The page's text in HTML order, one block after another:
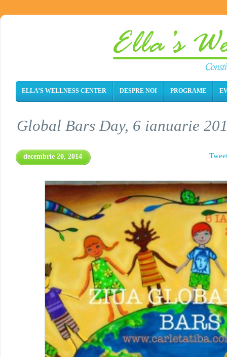
ELLA’S WELLNESS CENTER DESPRE NOI PROGRAME
Global Bars Day, 6 ianuarie
decembrie 20, 2014